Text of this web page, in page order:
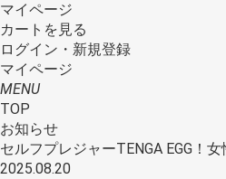
マイページ
カート を見る
ログイン・新規登録
マイページ
MENU
TOP
お知らせ
セルフプレジャーTENGA EGG！女
2025.08.20